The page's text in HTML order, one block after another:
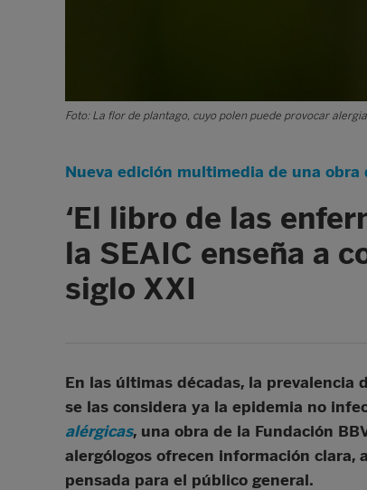
Foto: La flor de plantago, cuyo polen puede provocar
Nueva edición multimedia de una
‘El libro de las
la SEAIC enseña a
siglo XXI
En las últimas décadas, la prevalencia
se las considera ya la epidemia no
alérgicas, una obra de la Fundación
alergólogos ofrecen información
pensada para el público general.